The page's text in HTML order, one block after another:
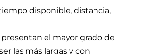
disponible, distancia,
presentan el mayor grado de
las más largas y con